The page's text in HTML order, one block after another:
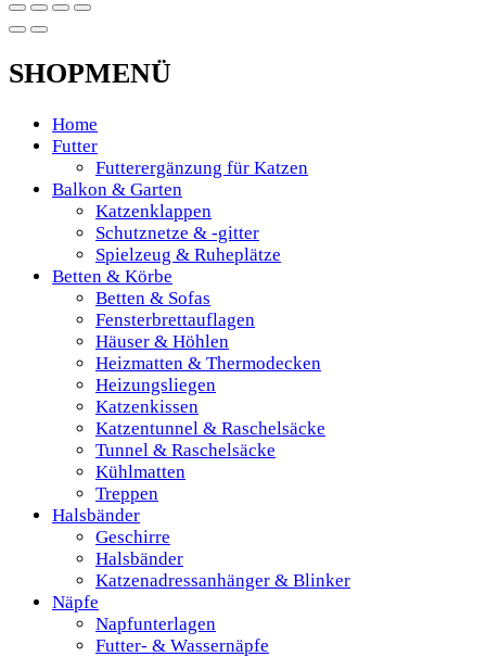
SHOPMENÜ
Home
Futter
Futterergänzung für Katzen
Balkon & Garten
Katzenklappen
Schutznetze & -gitter
Spielzeug & Ruheplätze
Betten & Körbe
Betten & Sofas
Fensterbrettauflagen
Häuser & Höhlen
Heizmatten & Thermodecken
Heizungsliegen
Katzenkissen
Katzentunnel & Raschelsäcke
Tunnel & Raschelsäcke
Kühlmatten
Treppen
Halsbänder
Geschirre
Halsbänder
Katzenadressanhänger & Blinker
Näpfe
Napfunterlagen
Futter- & Wassernäpfe